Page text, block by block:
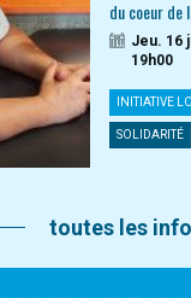
du coeur de
Jeu. 16
19h00
INITIATIVE
SOLIDARITÉ
toutes les